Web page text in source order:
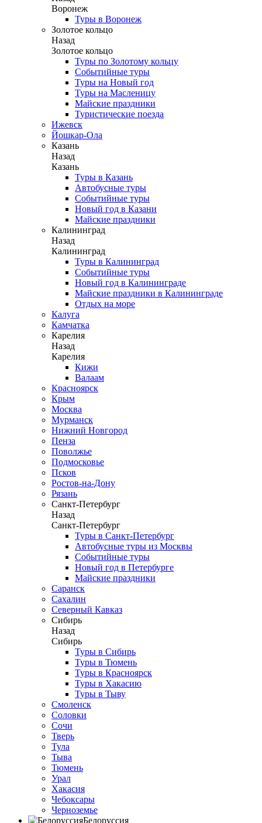
Воронеж
Туры в Воронеж
Золотое кольцо
Назад
Золотое кольцо
Туры по Золотому кольцу
Событийные туры
Туры на Новый год
Туры на Масленицу
Майские праздники
Туристические поезда
Ижевск
Йошкар-Ола
Казань
Назад
Казань
Туры в Казань
Автобусные туры
Событийные туры
Новый год в Казани
Майские праздники
Калининград
Назад
Калининград
Туры в Калининград
Событийные туры
Новый год в Калининграде
Майские праздники в Калининграде
Отдых на море
Калуга
Камчатка
Карелия
Назад
Карелия
Кижи
Валаам
Красноярск
Крым
Москва
Мурманск
Нижний Новгород
Пенза
Поволжье
Подмосковье
Псков
Ростов-на-Дону
Рязань
Санкт-Петербург
Назад
Санкт-Петербург
Туры в Санкт-Петербург
Автобусные туры из Москвы
Событийные туры
Новый год в Петербурге
Майские праздники
Саранск
Сахалин
Северный Кавказ
Сибирь
Назад
Сибирь
Туры в Сибирь
Туры в Тюмень
Туры в Красноярск
Туры в Хакасию
Туры в Тыву
Смоленск
Соловки
Сочи
Тверь
Тула
Тыва
Тюмень
Урал
Хакасия
Чебоксары
Черноземье
Белоруссия